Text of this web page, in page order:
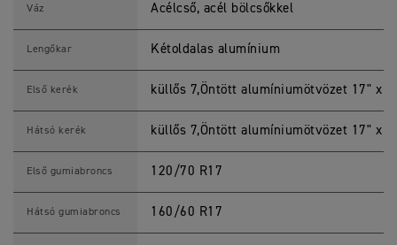
Váz Acélcső, acél bölcsőkkel
Lengőkar Kétoldalas alumínium
Első kerék küllős 7,Öntött alumíniumötvözet 17" x
Hátsó kerék küllős 7,Öntött alumíniumötvözet 17" x
Első gumiabroncs 120/70 R17
Hátsó gumiabroncs 160/60 R17